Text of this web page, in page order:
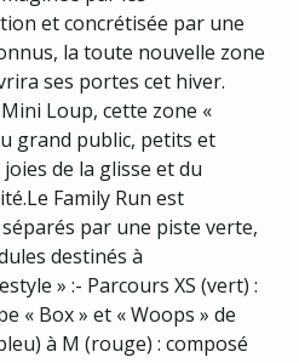
et concrétisée par une
la toute nouvelle zone
ses portes cet hiver.
Loup, cette zone «
grand public, petits et
de la glisse et du
Family Run est
par une piste verte,
destinés à
» :- Parcours XS (vert) :
« Box » et « Woops » de
à M (rouge) : composé